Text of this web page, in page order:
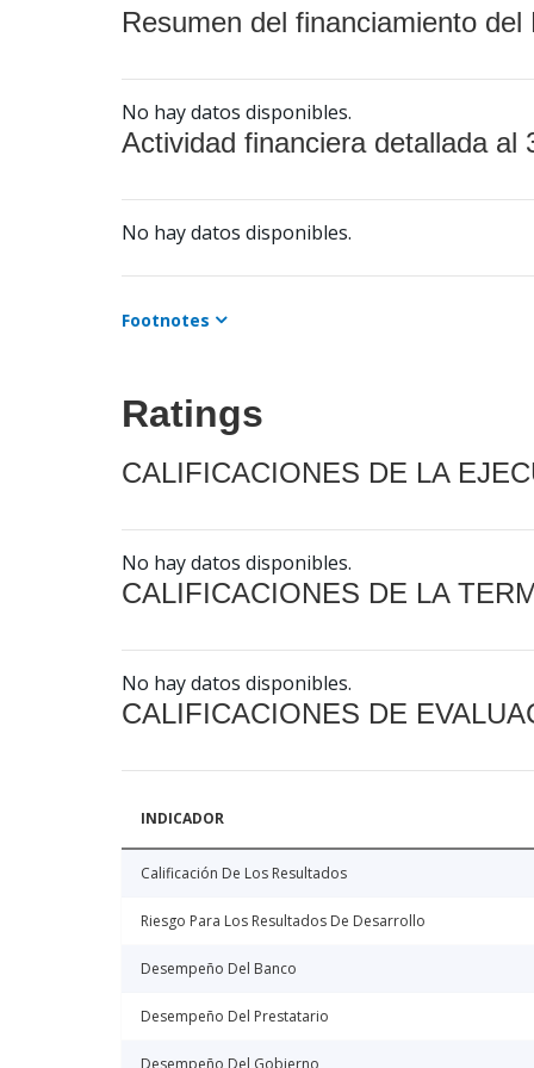
Resumen del financiamiento
No hay datos disponibles.
Actividad financiera detallada al
No hay datos disponibles.
Footnotes
Ratings
CALIFICACIONES DE LA
No hay datos disponibles.
CALIFICACIONES DE LA
No hay datos disponibles.
CALIFICACIONES DE
INDICADOR
Calificación De Los Resultados
Riesgo Para Los Resultados De Desarrollo
Desempeño Del Banco
Desempeño Del Prestatario